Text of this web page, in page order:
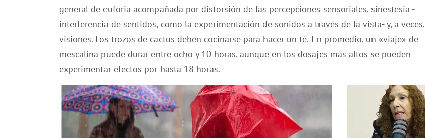
general de euforia acompañada por distorsión de las percepciones sensoriales, sinestesia -
interferencia de sentidos, como la experimentación de sonidos a través de la vista- y, a veces,
visiones. Los trozos de cactus deben cocinarse para hacer un té. En promedio, un «viaje» de
mescalina puede durar entre ocho y 10 horas, aunque en los dosajes más altos se pueden
experimentar efectos por hasta 18 horas.